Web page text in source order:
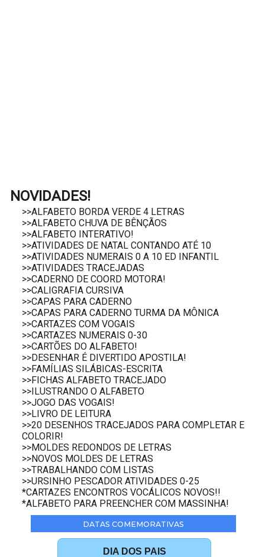
NOVIDADES!
>>ALFABETO BORDA VERDE 4 LETRAS
>>ALFABETO CHUVA DE BÊNÇÃOS
>>ALFABETO INTERATIVO!
>>ATIVIDADES DE NATAL CONTANDO ATÉ 10
>>ATIVIDADES NUMERAIS 0 A 10 ED INFANTIL
>>ATIVIDADES TRACEJADAS
>>CADERNO DE COORD MOTORA!
>>CALIGRAFIA CURSIVA
>>CAPAS PARA CADERNO
>>CAPAS PARA CADERNO TURMA DA MÔNICA
>>CARTAZES COM VOGAIS
>>CARTAZES NUMERAIS 0-30
>>CARTÕES DO ALFABETO!
>>DESENHAR É DIVERTIDO APOSTILA!
>>FAMÍLIAS SILÁBICAS-ESCRITA
>>FICHAS ALFABETO TRACEJADO
>>ILUSTRANDO O ALFABETO
>>JOGO DAS VOGAIS!
>>LIVRO DE LEITURA
>>20 DESENHOS TRACEJADOS PARA COMPLETAR E
COLORIR!
>>MOLDES REDONDOS DE LETRAS
>>NOVOS MOLDES DE LETRAS
>>TRABALHANDO COM LISTAS
>>URSINHO PESCADOR ATIVIDADES 0-25
*CARTAZES ENCONTROS VOCÁLICOS NOVOS!!
*ALFABETO PARA PREENCHER COM MASSINHA!
DATAS COMEMORATIVAS
DIA DOS PAIS